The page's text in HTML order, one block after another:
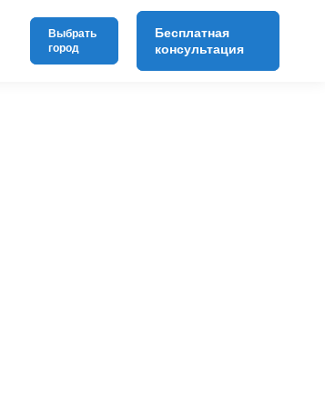
Выбрать
город
Бесплатная
консультация